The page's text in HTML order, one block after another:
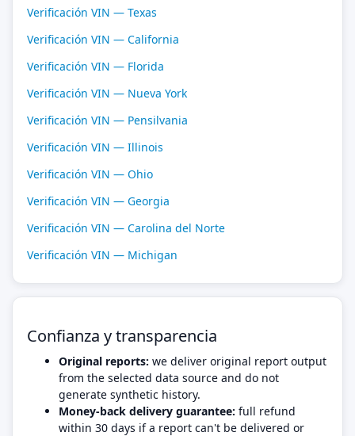
Verificación VIN — Texas
Verificación VIN — California
Verificación VIN — Florida
Verificación VIN — Nueva York
Verificación VIN — Pensilvania
Verificación VIN — Illinois
Verificación VIN — Ohio
Verificación VIN — Georgia
Verificación VIN — Carolina del Norte
Verificación VIN — Michigan
Confianza y transparencia
Original reports: we deliver original report output
from the selected data source and do not
generate synthetic history.
Money-back delivery guarantee: full refund
within 30 days if a report can't be delivered or